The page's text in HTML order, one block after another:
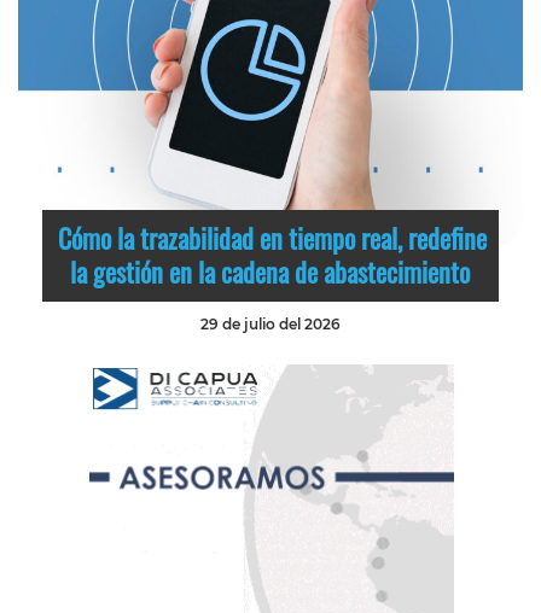
Cómo la trazabilidad en tiempo real, redefine
la gestión en la cadena de abastecimiento
29 de julio del 2026